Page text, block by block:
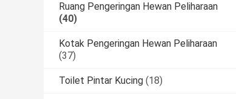
Ruang Pengeringan Hewan Peliharaan
(40)
Kotak Pengeringan Hewan Peliharaan
(37)
Toilet Pintar Kucing (18)